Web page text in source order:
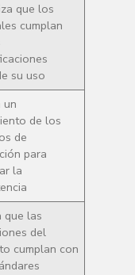
que los
cumplan
su uso
un
de los
de
para
la
que las
del
cumplan con